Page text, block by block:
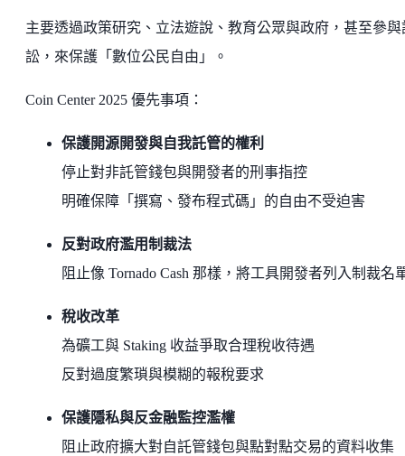
主要透過政策研究、立法遊說、教育公眾與政府，甚至參與
訟，來保護「數位公民自由」。
Coin Center 2025 優先事項：
保護開源開發與自我託管的權利
停止對非託管錢包與開發者的刑事指控
明確保障「撰寫、發布程式碼」的自由不受迫害
反對政府濫用制裁法
阻止像 Tornado Cash 那樣，將工具開發者列入制裁名
稅收改革
為礦工與 Staking 收益爭取合理稅收待遇
反對過度繁瑣與模糊的報稅要求
保護隱私與反金融監控濫權
阻止政府擴大對自託管錢包與點對點交易的資料收集